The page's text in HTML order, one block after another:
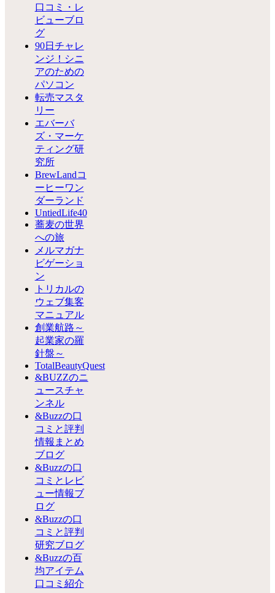
口コミ・レ
ビューブロ
グ
90日チャレ
ンジ！シニ
アのための
パソコン
転売マスタ
リー
エバーバ
ズ・マーケ
ティング研
究所
BrewLandコ
ーヒーワン
ダーランド
UntiedLife40
蕎麦の世界
への旅
メルマガナ
ビゲーショ
ン
トリカルの
ウェブ集客
マニュアル
創業航路～
起業家の羅
針盤～
TotalBeautyQuest
&BUZZのニ
ュースチャ
ンネル
&Buzzの口
コミと評判
情報まとめ
ブログ
&Buzzの口
コミとレビ
ュー情報ブ
ログ
&Buzzの口
コミと評判
研究ブログ
&Buzzの百
均アイテム
口コミ紹介